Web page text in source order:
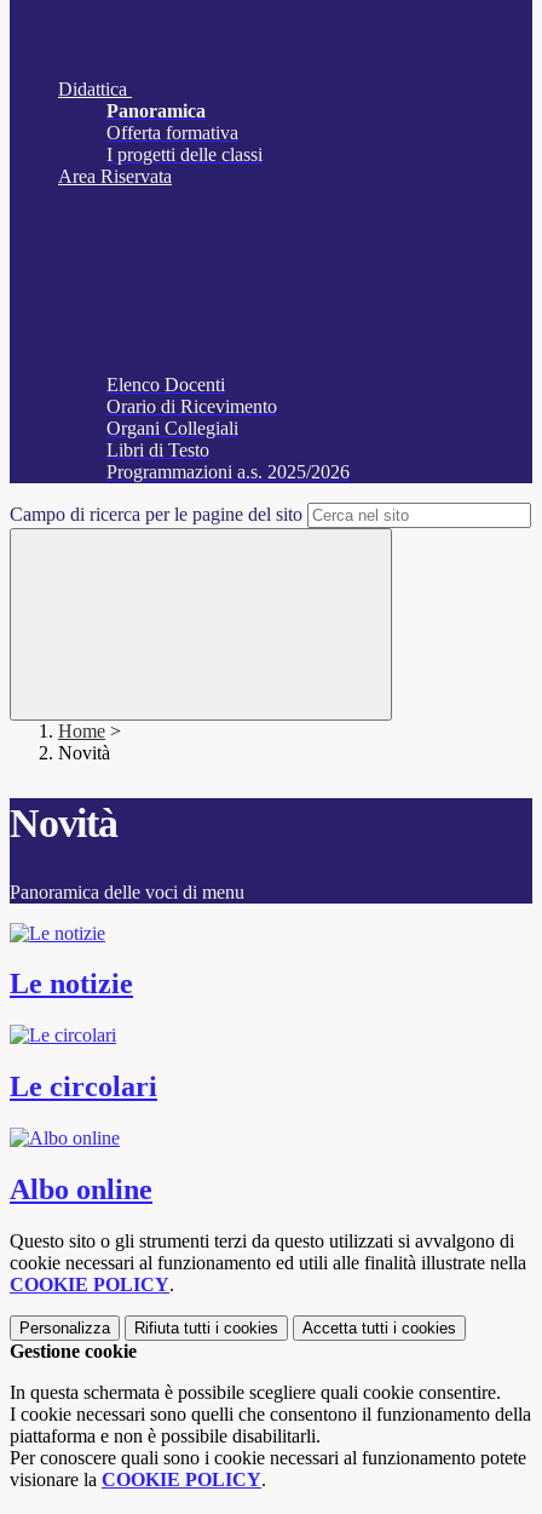
Didattica
Panoramica
Offerta formativa
I progetti delle classi
Area Riservata
Elenco Docenti
Orario di Ricevimento
Organi Collegiali
Libri di Testo
Programmazioni a.s. 2025/2026
Campo di ricerca per le pagine del sito
Home >
Novità
Novità
Panoramica delle voci di menu
Le notizie
Le circolari
Albo online
Questo sito o gli strumenti terzi da questo utilizzati si avvalgono di
cookie necessari al funzionamento ed utili alle finalità illustrate nella
COOKIE POLICY.
Personalizza Rifiuta tutti i cookies Accetta tutti i cookies
Gestione cookie
In questa schermata è possibile scegliere quali cookie consentire.
I cookie necessari sono quelli che consentono il funzionamento della
piattaforma e non è possibile disabilitarli.
Per conoscere quali sono i cookie necessari al funzionamento potete
visionare la COOKIE POLICY.